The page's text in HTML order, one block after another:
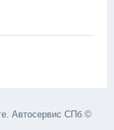
Автосервис СПб ©